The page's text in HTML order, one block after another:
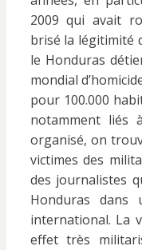
2009 qui avait
brisé la légitimité
le Honduras
mondial
pour 100.000
notamment liés
organisé, on
victimes des
des journalistes
Honduras dans
international. La
effet très